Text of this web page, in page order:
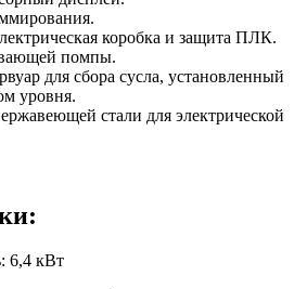
коробка и защита ПЛК.
помпы.
для сбора сусла, установленный
уровня.
стали для электрической
6,4 кВт